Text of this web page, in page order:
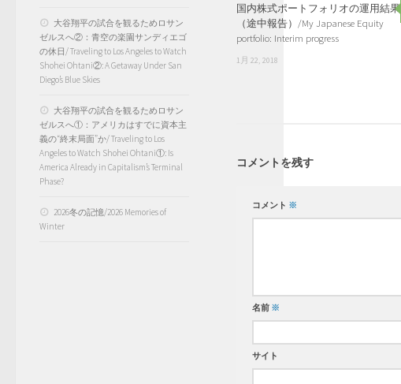
国内株式ポートフォリオの運用結果
（途中報告）/My Japanese Equity
portfolio: Interim progress
1月 22, 2018
コメントを残す
コメント ※
名前 ※
サイト
大谷翔平の試合を観るためロサン
ゼルスへ②：青空の楽園サンディエゴ
の休日/ Traveling to Los Angeles to Watch
Shohei Ohtani②: A Getaway Under San
Diego’s Blue Skies
大谷翔平の試合を観るためロサン
ゼルスへ①：アメリカはすでに資本主
義の“終末局面”か/ Traveling to Los
Angeles to Watch Shohei Ohtani①: Is
America Already in Capitalism’s Terminal
Phase?
2026冬の記憶/2026 Memories of
Winter